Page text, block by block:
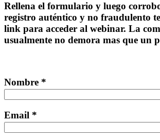
Rellena el formulario y luego
registro auténtico y no fraudulento
link para acceder al webinar. La
usualmente no demora mas que un
Nombre *
Email *